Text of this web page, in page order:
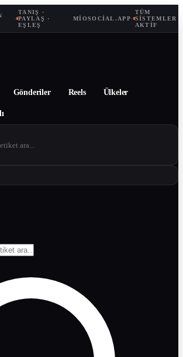
·
TANIŞ ·
PAYLAŞ ·
EŞLEŞ
MIOSOCIAL.APP·
TÜM
SISTEMLER
AKTIF
Gönderiler Reels Ülkeler